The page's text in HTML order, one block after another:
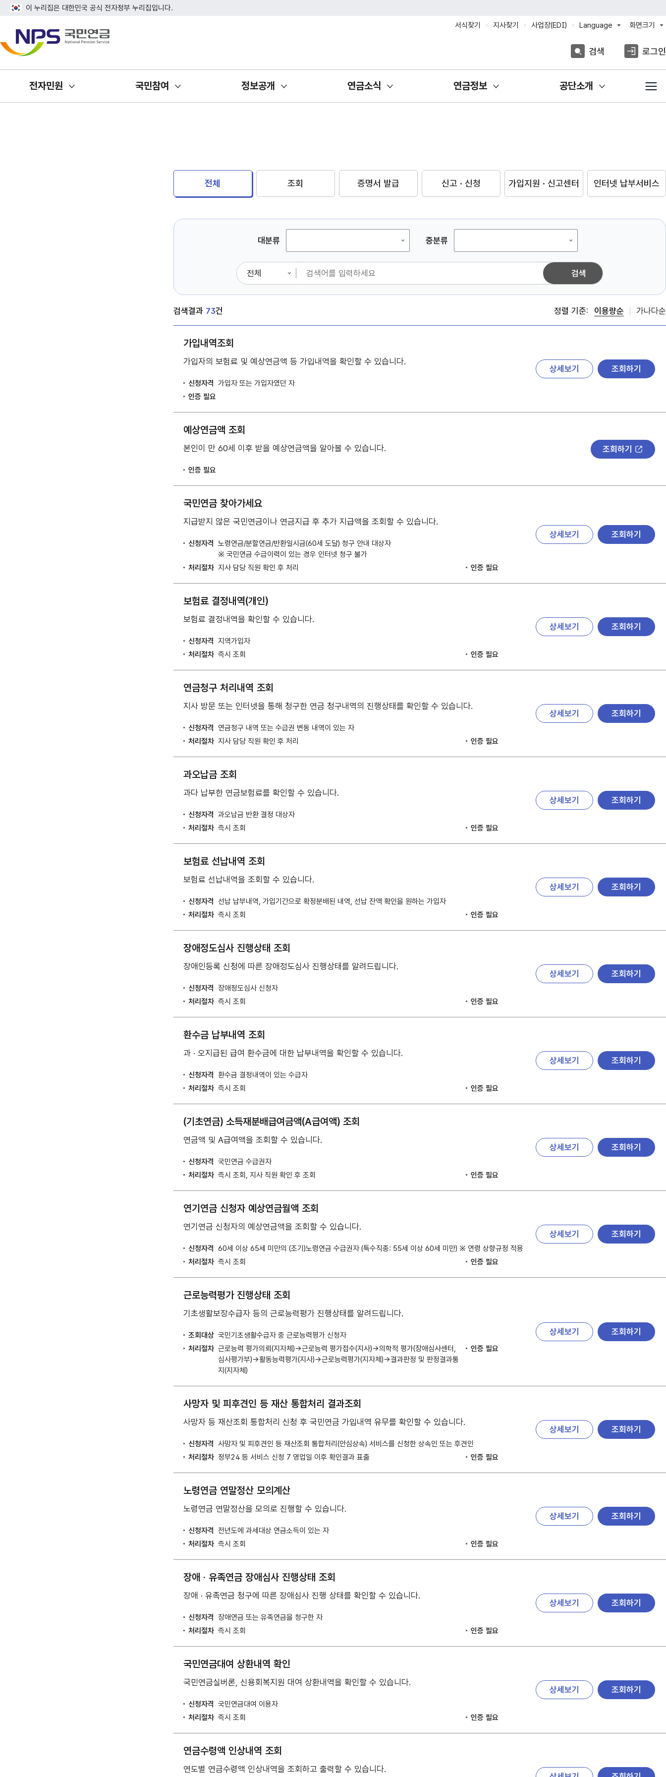
이 누리집은 대한민국 공식 전자정부 누리집입니다.
서식찾기
지사찾기 사업장(EDI) Language 화면크기
검색 로그인
전자민원 국민참여 정보공개 연금소식 연금정보 공단소개
전체 조회 증명서 발급 신고 · 신청 가입지원 · 신고센터 인터넷 납부서비스
서
대분류 중분류
검색결과 73건 정렬 기준: 이용량순 가나다순
가입내역조회
가입자의 보험료 및 예상연금액 등 가입내역을 확인할 수 있습니다.
신청자격 가입자 또는 가입자였던 자
인증 필요
상세보기 조회하기
예상연금액 조회
본인이 만 60세 이후 받을 예상연금액을 알아볼 수 있습니다.
인증 필요
조회하기
국민연금 찾아가세요
지급받지 않은 국민연금이나 연금지급 후 추가 지급액을 조회할 수 있습니다.
신청자격 노령연금/분할연금/반환일시금(60세 도달) 청구 안내 대상자
※ 국민연금 수급이력이 있는 경우 인터넷 청구 불가
처리절차 지사 담당 직원 확인 후 처리 인증 필요
상세보기 조회하기
보험료 결정내역(개인)
보험료 결정내역을 확인할 수 있습니다.
신청자격 지역가입자
처리절차 즉시 조회 인증 필요
상세보기 조회하기
연금청구 처리내역 조회
지사 방문 또는 인터넷을 통해 청구한 연금 청구내역의 진행상태를 확인할 수 있습니다.
신청자격
연금청구 내역 또는 수급권 변동 내역이 있는 자
처리절차 지사 담당 직원 확인 후 처리 인증 필요
상세보기 조회하기
과오납금 조회
과다 납부한 연금보험료를 확인할 수 있습니다.
신청자격 과오납금 반환 결정 대상자
처리절차 즉시 조회 인증 필요
상세보기 조회하기
보험료 선납내역 조회
보험료 선납내역을 조회할 수 있습니다.
신청자격 선납 납부내역, 가입기간으로 확정분배된 내역, 선납 잔액 확인을 원하는 가입자
처리절차 즉시 조회 인증 필요
상세보기 조회하기
장애정도심사 진행상태 조회
장애인등록 신청에 따른 장애정도심사 진행상태를 알려드립니다.
신청자격 장애정도심사 신청자
처리절차 즉시 조회 인증 필요
상세보기 조회하기
환수금 납부내역 조회
과 · 오지급된 급여 환수금에 대한 납부내역을 확인할 수 있습니다.
신청자격 환수금 결정내역이 있는 수급자
처리절차 즉시 조회 인증 필요
상세보기 조회하기
(기초연금) 소득재분배급여금액(A급여액) 조회
연금액 및 A급여액을 조회할 수 있습니다.
신청자격 국민연금 수급권자
처리절차 즉시 조회, 지사 직원 확인 후 조회 인증 필요
상세보기 조회하기
연기연금 신청자 예상연금월액 조회
연기연금 신청자의 예상연금액을 조회할 수 있습니다.
신청자격 60세 이상 65세 미만의 (조기)노령연금 수급권자 (특수직종: 55세 이상 60세 미만) ※ 연령 상향규정 적용
처리절차 즉시 조회 인증 필요
상세보기 조회하기
근로능력평가 진행상태 조회
기초생활보장수급자 등의 근로능력평가 진행상태를 알려드립니다.
조회대상 국민기초생활수급자 중 근로능력평가 신청자
처리절차 근로능력 평가의뢰(지자체)→근로능력 평가접수(지사)→의학적 평가(장애심사센터,
심사평가부)→활동능력평가(지사)→근로능력평가(지자체)→결과판정 및 판정결과통
지(지자체)
인증 필요
상세보기 조회하기
사망자 및 피후견인 등 재산 통합처리 결과조회
사망자 등 재산조회 통합처리 신청 후 국민연금 가입내역 유무를 확인할 수 있습니다.
신청자격 사망자 및 피후견인 등 재산조회 통합처리(안심상속) 서비스를 신청한 상속인 또는 후견인
처리절차 정부24 등 서비스 신청 7 영업일 이후 확인결과 표출 인증 필요
상세보기 조회하기
노령연금 연말정산 모의계산
노령연금 연말정산을 모의로 진행할 수 있습니다.
신청자격 전년도에 과세대상 연금소득이 있는 자
처리절차 즉시 조회 인증 필요
상세보기 조회하기
장애 · 유족연금 장애심사 진행상태 조회
장애 · 유족연금 청구에 따른 장애심사 진행 상태를 확인할 수 있습니다.
신청자격 장애연금 또는 유족연금을 청구한 자
처리절차 즉시 조회 인증 필요
상세보기 조회하기
국민연금대여 상환내역 확인
국민연금실버론, 신용회복지원 대여 상환내역을 확인할 수 있습니다.
신청자격 국민연금대여 이용자
처리절차 즉시 조회 인증 필요
상세보기 조회하기
연금수령액 인상내역 조회
연도별 연금수령액 인상내역을 조회하고 출력할 수 있습니다.